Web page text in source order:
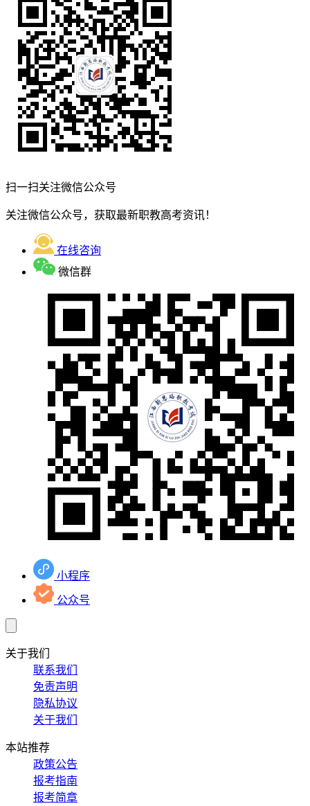
扫一扫关注微信公众号
关注微信公众号，获取最新职教高考资讯！
在线咨询
微信群
小程序
公众号
关于我们
联系我们
免责声明
隐私协议
关于我们
本站推荐
政策公告
报考指南
报考简章